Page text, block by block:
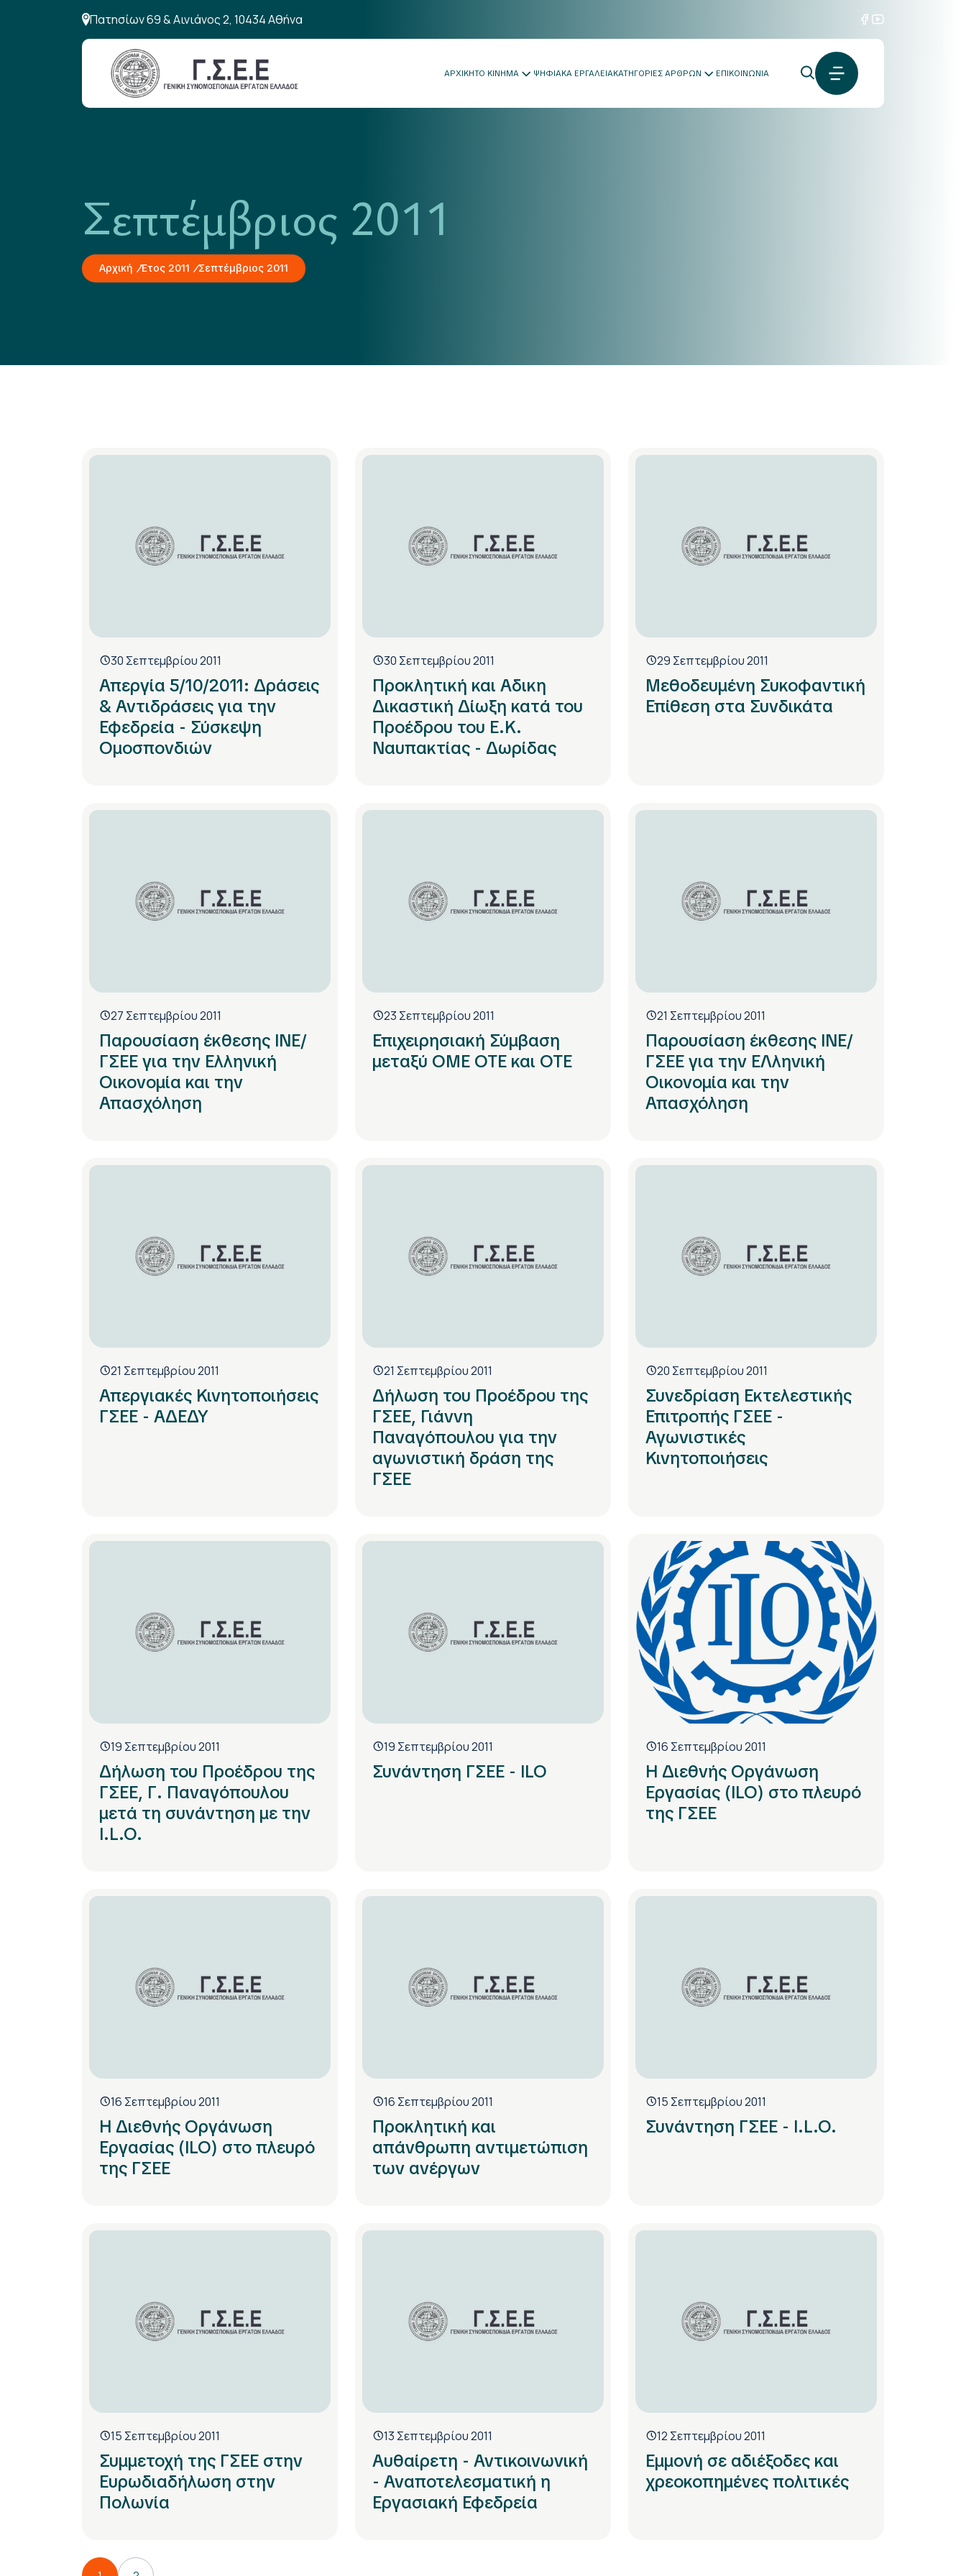
Πατησίων 69 & Αινιάνος 2, 10434 Αθήνα
ΑΡΧΙΚΗΤΟ ΚΙΝΗΜΑ ΨΗΦΙΑΚΑ ΕΡΓΑΛΕΙΑΚΑΤΗΓΟΡΙΕΣ ΑΡΘΡΩΝ ΕΠΙΚΟΙΝΩΝΙΑ
Σεπτέμβριος 2011
Αρχική Έτος 2011 Σεπτέμβριος 2011
30 Σεπτεμβρίου 2011
Απεργία 5/10/2011: Δράσεις
& Αντιδράσεις για την
Εφεδρεία - Σύσκεψη
Ομοσπονδιών
30 Σεπτεμβρίου 2011
Προκλητική και Αδικη
Δικαστική Δίωξη κατά του
Προέδρου του Ε.Κ.
Ναυπακτίας - Δωρίδας
29 Σεπτεμβρίου 2011
Μεθοδευμένη Συκοφαντική
Επίθεση στα Συνδικάτα
27 Σεπτεμβρίου 2011
Παρουσίαση έκθεσης ΙΝΕ/
ΓΣΕΕ για την Ελληνική
Οικονομία και την
Απασχόληση
23 Σεπτεμβρίου 2011
Επιχειρησιακή Σύμβαση
μεταξύ ΟΜΕ ΟΤΕ και ΟΤΕ
21 Σεπτεμβρίου 2011
Παρουσίαση έκθεσης ΙΝΕ/
ΓΣΕΕ για την ΕΛληνική
Οικονομία και την
Απασχόληση
21 Σεπτεμβρίου 2011
Απεργιακές Κινητοποιήσεις
ΓΣΕΕ - ΑΔΕΔΥ
21 Σεπτεμβρίου 2011
Δήλωση του Προέδρου της
ΓΣΕΕ, Γιάννη
Παναγόπουλου για την
αγωνιστική δράση της
ΓΣΕΕ
20 Σεπτεμβρίου 2011
Συνεδρίαση Εκτελεστικής
Επιτροπής ΓΣΕΕ -
Αγωνιστικές
Κινητοποιήσεις
19 Σεπτεμβρίου 2011
Δήλωση του Προέδρου της
ΓΣΕΕ, Γ. Παναγόπουλου
μετά τη συνάντηση με την
I.L.O.
19 Σεπτεμβρίου 2011
Συνάντηση ΓΣΕΕ - ILO
16 Σεπτεμβρίου 2011
Η Διεθνής Οργάνωση
Εργασίας (ILO) στο πλευρό
της ΓΣΕΕ
16 Σεπτεμβρίου 2011
Η Διεθνής Οργάνωση
Εργασίας (ILO) στο πλευρό
της ΓΣΕΕ
16 Σεπτεμβρίου 2011
Προκλητική και
απάνθρωπη αντιμετώπιση
των ανέργων
15 Σεπτεμβρίου 2011
Συνάντηση ΓΣΕΕ - I.L.O.
15 Σεπτεμβρίου 2011
Συμμετοχή της ΓΣΕΕ στην
Ευρωδιαδήλωση στην
Πολωνία
13 Σεπτεμβρίου 2011
Αυθαίρετη - Αντικοινωνική
- Αναποτελεσματική η
Εργασιακή Εφεδρεία
12 Σεπτεμβρίου 2011
Εμμονή σε αδιέξοδες και
χρεοκοπημένες πολιτικές